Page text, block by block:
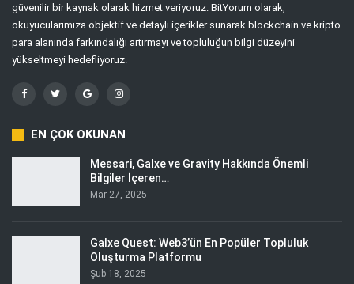
güvenilir bir kaynak olarak hizmet veriyoruz. BitYorum olarak,
okuyucularımıza objektif ve detaylı içerikler sunarak blockchain ve kripto
para alanında farkındalığı artırmayı ve topluluğun bilgi düzeyini
yükseltmeyi hedefliyoruz.
EN ÇOK OKUNAN
Messari, Galxe ve Gravity Hakkında Önemli
Bilgiler İçeren…
Mar 27, 2025
Galxe Quest: Web3’ün En Popüler Topluluk
Oluşturma Platformu
Şub 18, 2025